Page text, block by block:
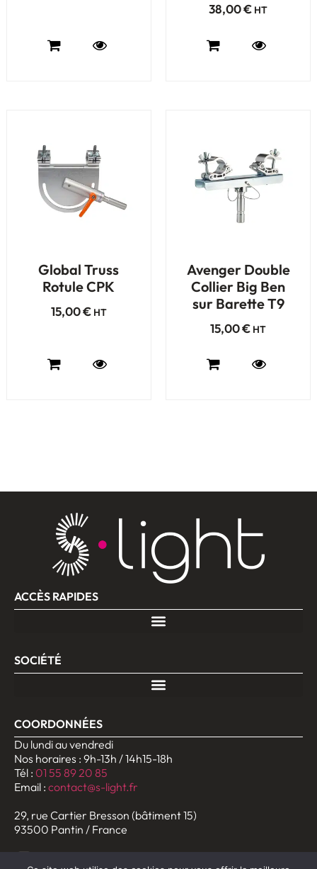
38,00€ HT
Global Truss
Rotule CPK
15,00€ HT
Avenger Double
Collier Big Ben
sur Barette T9
15,00€ HT
ACCÈS RAPIDES
SOCIÉTÉ
COORDONNÉES
Du lundi au vendredi
Nos horaires : 9h-13h / 14h15-18h
Tél : 01 55 89 20 85
Email : contact@s-light.fr
29, rue Cartier Bresson (bâtiment 15)
93500 Pantin / France